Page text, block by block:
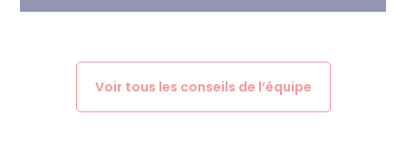
Voir tous les conseils de l’équipe